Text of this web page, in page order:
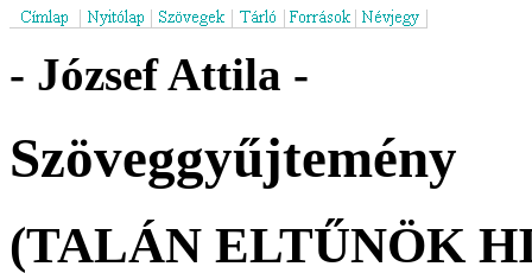
- József Attila -
Szöveggyűjtemény
(TALÁN ELTŰNÖK